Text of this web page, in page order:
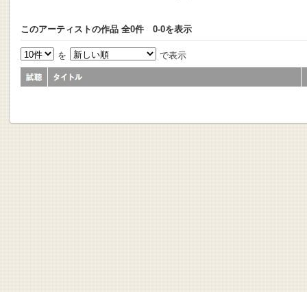
このアーティストの作品 全0件 0-0を表示
を で表示